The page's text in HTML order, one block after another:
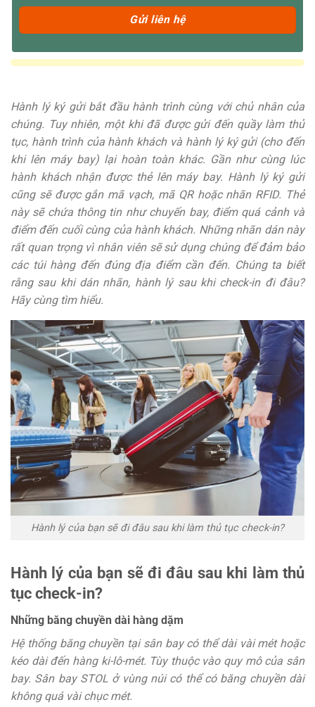
Hành lý ký gửi bắt đầu hành trình cùng với chủ nhân của
chúng. Tuy nhiên, một khi đã được gửi đến quầy làm thủ
tục, hành trình của hành khách và hành lý ký gửi (cho đến
khi lên máy bay) lại hoàn toàn khác. Gần như cùng lúc
hành khách nhận được thẻ lên máy bay. Hành lý ký gửi
cũng sẽ được gắn mã vạch, mã QR hoặc nhãn RFID. Thẻ
này sẽ chứa thông tin như chuyến bay, điểm quá cảnh và
điểm đến cuối cùng của hành khách. Những nhãn dán này
rất quan trọng vì nhân viên sẽ sử dụng chúng để đảm bảo
các túi hàng đến đúng địa điểm cần đến. Chúng ta biết
rằng sau khi dán nhãn, hành lý sau khi check-in đi đâu?
Hãy cùng tìm hiểu.
Hành lý của bạn sẽ đi đâu sau khi làm thủ tục check-in?
Hành lý của bạn sẽ đi đâu sau khi làm thủ
tục check-in?
Những băng chuyền dài hàng dặm
Hệ thống băng chuyền tại sân bay có thể dài vài mét hoặc
kéo dài đến hàng ki-lô-mét. Tùy thuộc vào quy mô của sân
bay. Sân bay STOL ở vùng núi có thể có băng chuyền dài
không quá vài chục mét.